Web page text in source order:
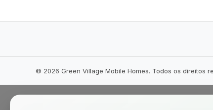
© 2026 Green Village Mobile Homes. Todos os direitos